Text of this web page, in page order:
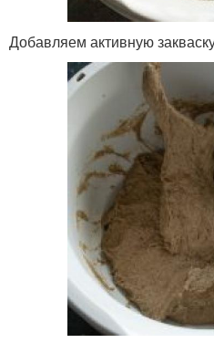
Добавляем активную